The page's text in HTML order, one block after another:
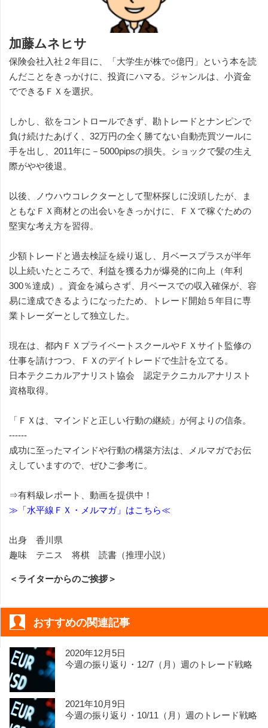
加藤ムネヒサ
保険会社入社２年目に、「大学生が株で○億円」という本を読
んだことをきっかけに、投資にハマる。ジャンルは、小資金
でできるＦＸを選択。
しかし、欲をコントロールできず、勘トレードとナンピンで
負け続けたあげく、32万円の全く勝てない自動売買ツールに
手を出し、2011年に－5000pipsの損失。ショックで髪の生え
際がやや後退。
以後、ノウハウコレクターとして聖杯探しに没頭したが、ま
ともなＦＸ商材との出会いをきっかけに、ＦＸで稼ぐための
堅実な考え方を習得。
少額トレードと過去検証を繰り返し、月ベースプラスが半年
以上続いたところで、利益を獲る力が爆発的に向上（年利
300％達成）。資金を減らさず、月ベースでの収入確保が、容
易に達成できるようになったため、トレード開始５年目に専
業トレーダーとして独立した。
現在は、都内ＦＸプライベートスクールやＦＸサイト監修の
仕事を請けつつ、ＦＸのデイトレードで生計を立てる。
日本テクニカルアナリスト協会 認定テクニカルアナリスト
資格取得。
「ＦＸは、マインドと正しい行動の継続」が何よりの信条。
------
成功に至ったマインドや行動の構築方法は、メルマガでお伝
えしていますので、ぜひご参考に。
⇒有料級レポート、動画を提供中！
≫「水平線ＦＸ・メルマガ」はこちら≪
出身 香川県
趣味 テニス 将棋 読書（推理小説）
＜ライターからのご挨拶＞
おすすめの関連記事
2020年12月5日
今週の振り返り・12/7（月）週のトレード戦略
2021年10月9日
今週の振り返り・10/11（月）週のトレード戦略